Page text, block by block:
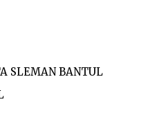
SLEMAN BANTUL